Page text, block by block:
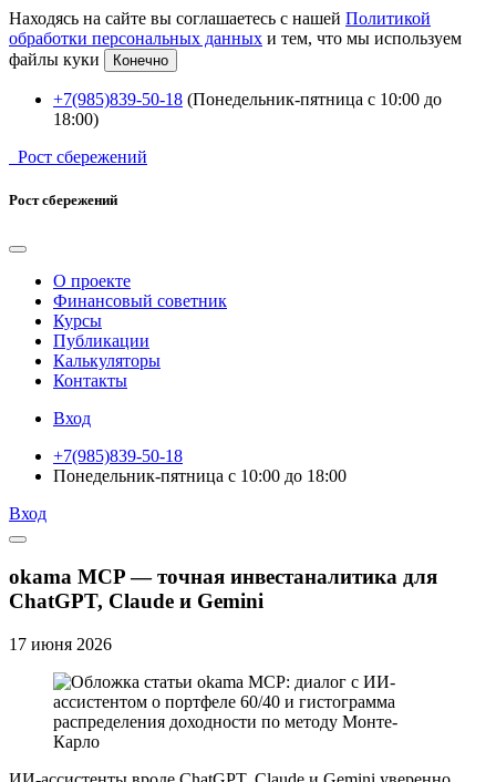
Находясь на сайте вы соглашаетесь с нашей Политикой
обработки персональных данных и тем, что мы используем
файлы куки
Конечно
+7(985)839-50-18 (Понедельник-пятница с 10:00 до
18:00)
Рост сбережений
Рост сбережений
О проекте
Финансовый советник
Курсы
Публикации
Калькуляторы
Контакты
Вход
+7(985)839-50-18
Понедельник-пятница с 10:00 до 18:00
Вход
okama MCP — точная инвестаналитика для
ChatGPT, Claude и Gemini
17 июня 2026